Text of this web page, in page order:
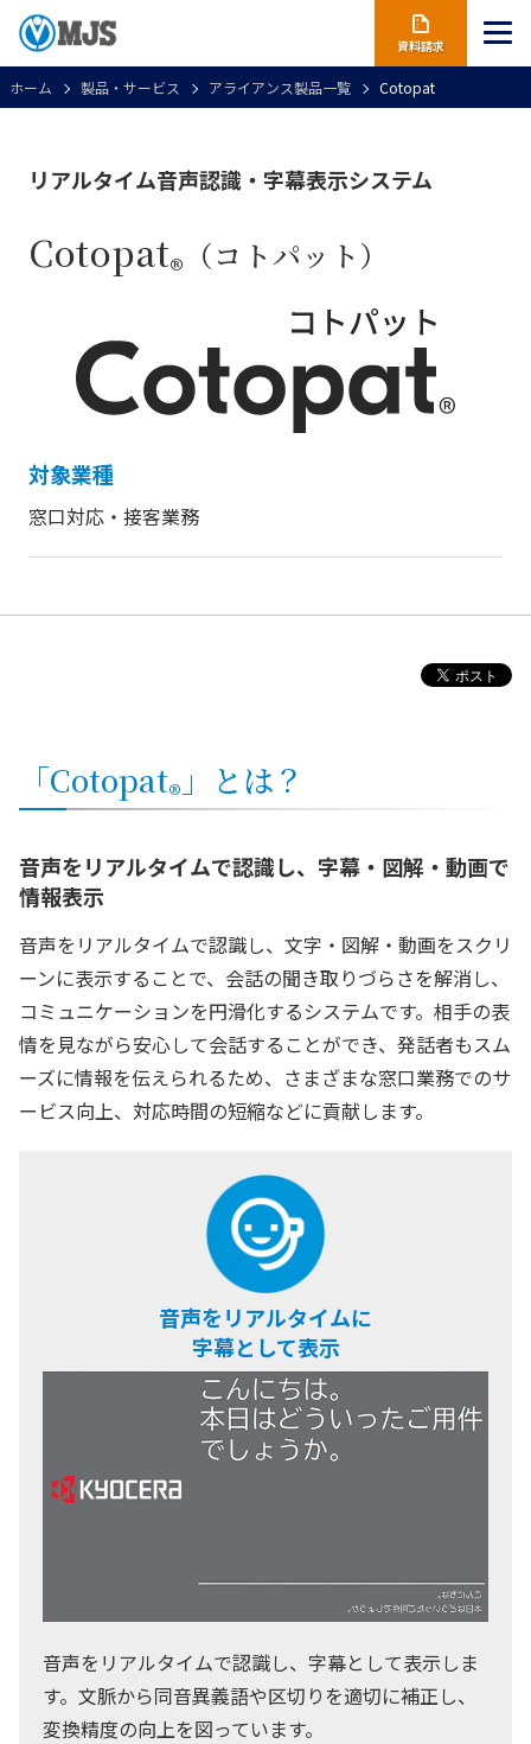
資料請求
ホーム 製品・サービス アライアンス製品一覧 Cotopat
リアルタイム音声認識・字幕表示システム
Cotopat® （コトパット）
対象業種
窓口対応・接客業務
「Cotopat® 」とは？
音声をリアルタイムで認識し、字幕‧図解‧動画で
情報表示
音声をリアルタイムで認識し、文字‧図解‧動画をスクリ
ーンに表示することで、会話の聞き取りづらさを解消し、
コミュニケーションを円滑化するシステムです。相手の表
情を見ながら安心して会話することができ、発話者もスム
ーズに情報を伝えられるため、さまざまな窓口業務でのサ
ービス向上、対応時間の短縮などに貢献します。
音声をリアルタイムに
字幕として表示
音声をリアルタイムで認識し、字幕として表示しま
す。文脈から同音異義語や区切りを適切に補正し、
変換精度の向上を図っています。